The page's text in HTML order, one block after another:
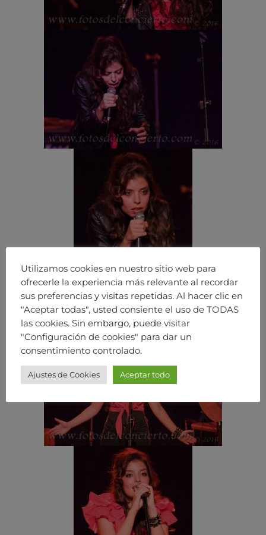
Utilizamos cookies en nuestro sitio web para
ofrecerle la experiencia más relevante al recordar
sus preferencias y visitas repetidas. Al hacer clic en
"Aceptar todas", usted consiente el uso de TODAS
las cookies. Sin embargo, puede visitar
"Configuración de cookies" para dar un
consentimiento controlado.
Ajustes de Cookies Aceptar todo